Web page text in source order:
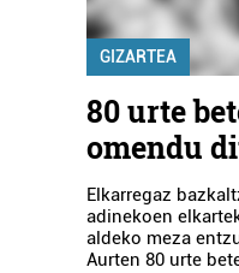
GIZARTEA
80 urte
omendu
Elkarregaz
adinekoen
aldeko meza
Aurten 80 urte